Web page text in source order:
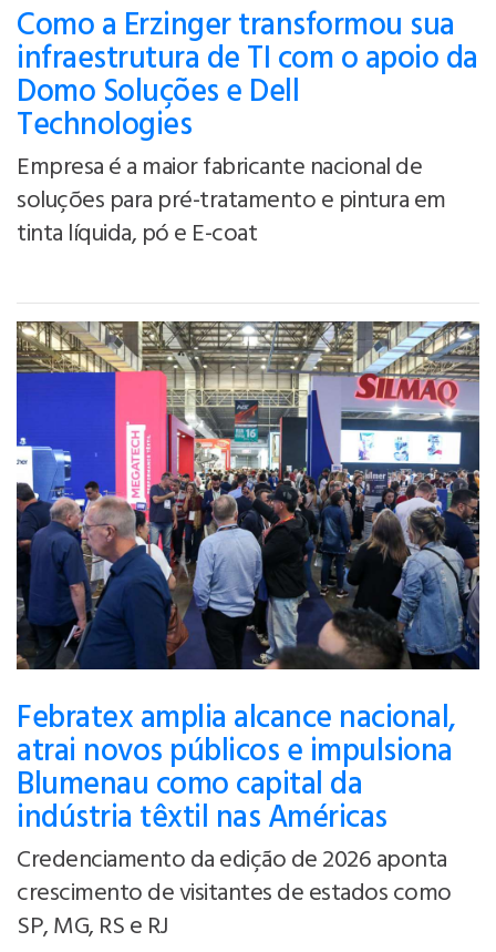
Como a Erzinger transformou sua
infraestrutura de TI com o apoio da
Domo Soluções e Dell
Technologies
Empresa é a maior fabricante nacional de
soluções para pré-tratamento e pintura em
tinta líquida, pó e E-coat
Febratex amplia alcance nacional,
atrai novos públicos e impulsiona
Blumenau como capital da
indústria têxtil nas Américas
Credenciamento da edição de 2026 aponta
crescimento de visitantes de estados como
SP, MG, RS e RJ